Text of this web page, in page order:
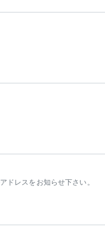
ドレスをお知らせ下さい。